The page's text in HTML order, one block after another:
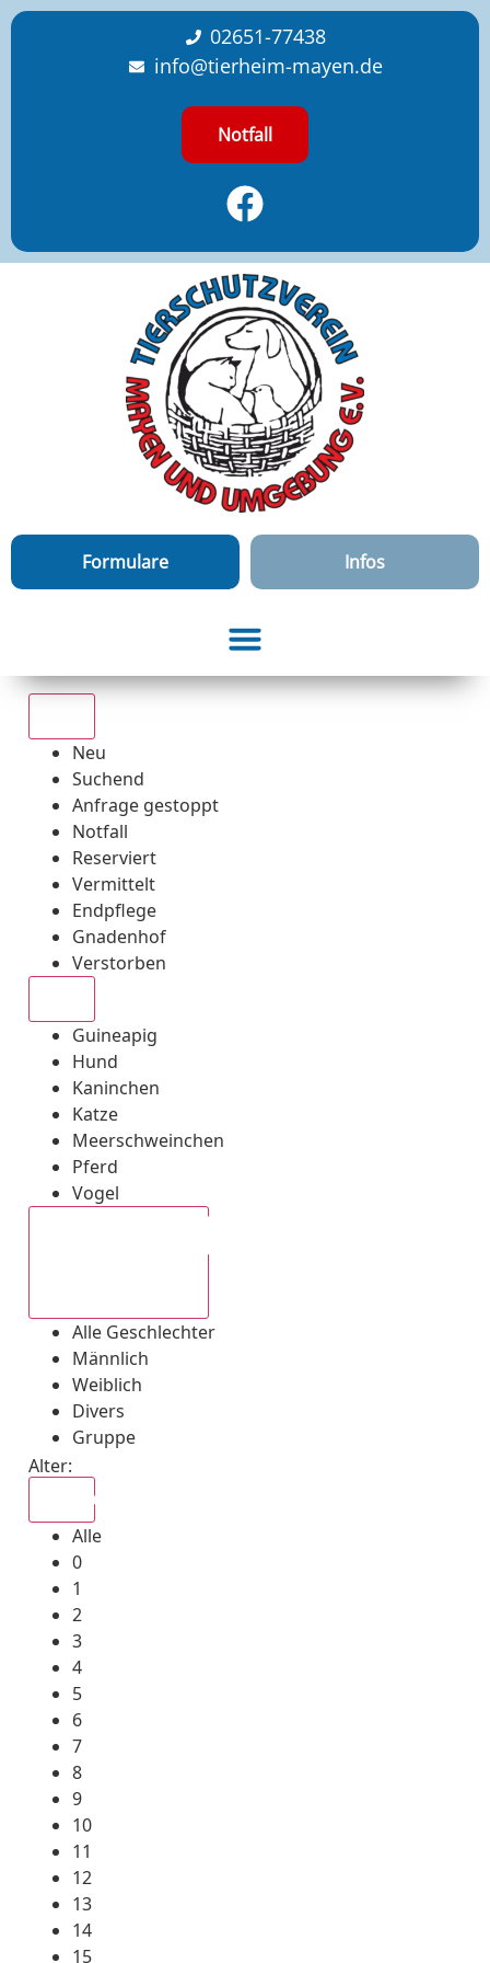
content
02651-77438
info@tierheim-mayen.de
Notfall
Formulare Infos
Neu
Suchend
Anfrage gestoppt
Notfall
Reserviert
Vermittelt
Endpflege
Gnadenhof
Verstorben
Guineapig
Hund
Kaninchen
Katze
Meerschweinchen
Pferd
Vogel
Alle Geschlechter
Männlich
Weiblich
Divers
Gruppe
Alter:
Alle
0
1
2
3
4
5
6
7
8
9
10
11
12
13
14
15